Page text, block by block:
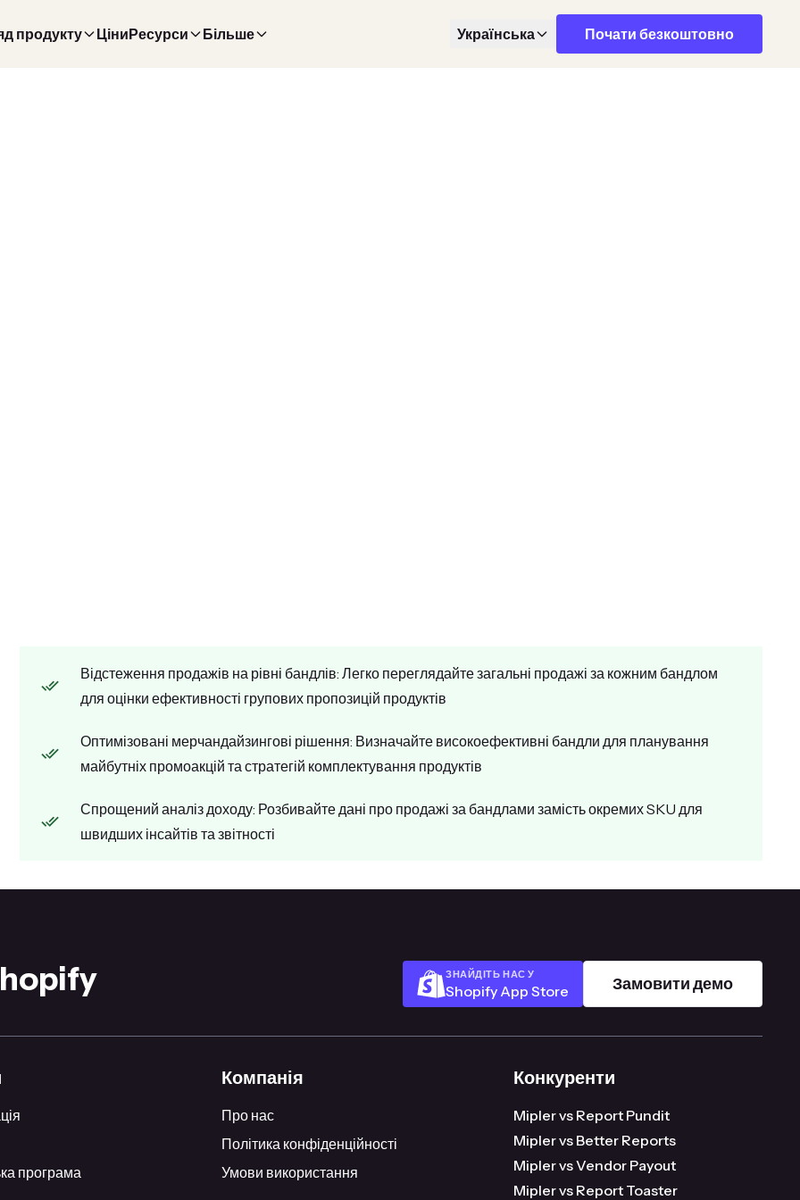
продукту ЦіниРесурси Більше Українська Почати безкоштовно
Відстеження продажів на рівні бандлів: Легко переглядайте загальні продажі за кожним бандлом
для оцінки ефективності групових пропозицій продуктів
Оптимізовані мерчандайзингові рішення: Визначайте високоефективні бандли для планування
майбутніх промоакцій та стратегій комплектування продуктів
Спрощений аналіз доходу: Розбивайте дані про продажі за бандлами замість окремих SKU для
швидших інсайтів та звітності
ЗНАЙДІТЬ НАС У
Shopify App Store Замовити демо
програма
Компанія
Про нас
Політика конфіденційності
Умови використання
Конкуренти
Mipler vs Report Pundit
Mipler vs Better Reports
Mipler vs Vendor Payout
Mipler vs Report Toaster